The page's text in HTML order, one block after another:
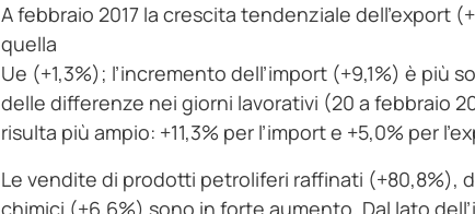
A febbraio 2017 la crescita tendenziale dell’export
quella
Ue (+1,3%); l’incremento dell’import (+9,1%) è più
delle differenze nei giorni lavorativi (20 a febbraio
risulta più ampio: +11,3% per l’import e +5,0% per
Le vendite di prodotti petroliferi raffinati (+80,8%),